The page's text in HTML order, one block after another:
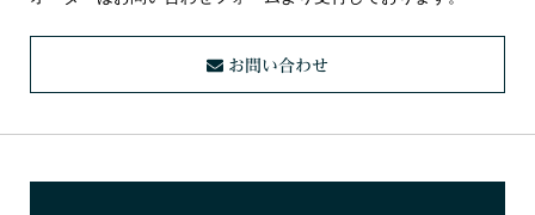
お問い合わせ